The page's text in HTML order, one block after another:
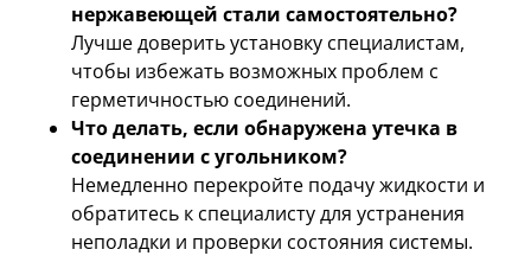
нержавеющей стали самостоятельно?
Лучше доверить установку специалистам,
чтобы избежать возможных проблем с
герметичностью соединений.
Что делать, если обнаружена утечка в
соединении с угольником?
Немедленно перекройте подачу жидкости и
обратитесь к специалисту для устранения
неполадки и проверки состояния системы.